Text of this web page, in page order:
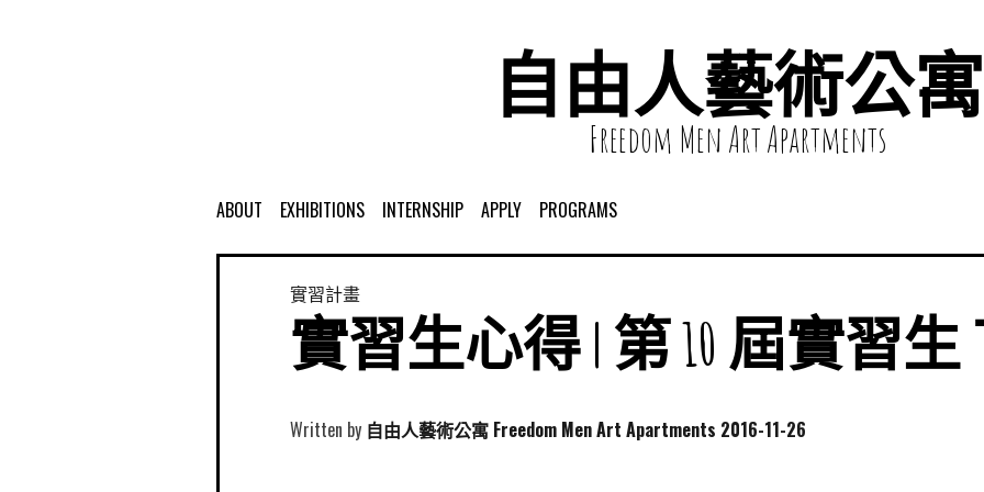
自由人藝術公寓
Freedom Men Art Apartments
ABOUT EXHIBITIONS INTERNSHIP APPLY PROGRAMS
實習計畫
實習生心得 | 第 10 屆實習
Written by 自由人藝術公寓 Freedom Men Art Apartments 2016-11-26